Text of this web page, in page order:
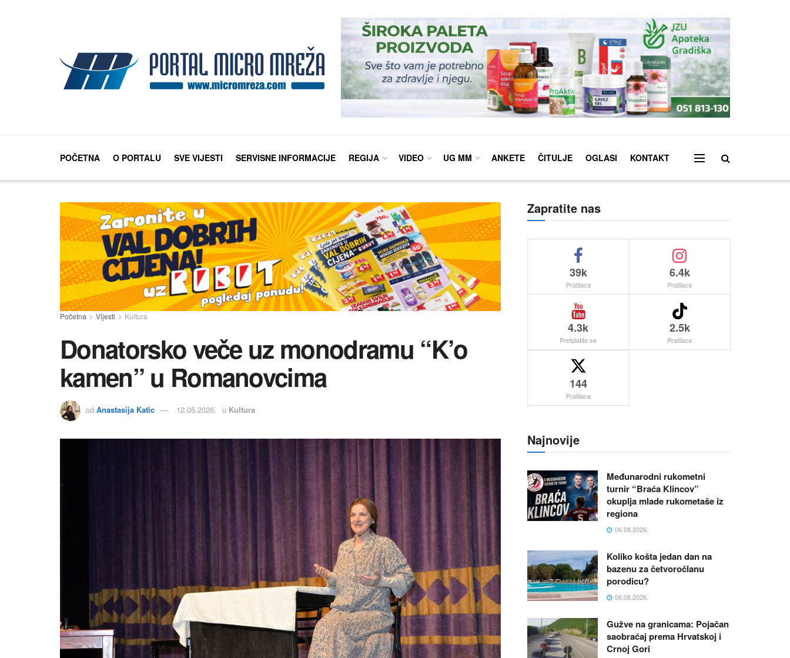
POČETNA O PORTALU SVE VIJESTI SERVISNE INFORMACIJE REGIJA VIDEO UG MM ANKETE ČITULJE OGLASI KONTAKT
Početna Vijesti Kultura
Donatorsko veče uz monodramu “K’o
kamen” u Romanovcima
od Anastasija Katic 12.05.2026. u Kultura
Zapratite nas
39k
Pratilaca
6.4k
Pratilaca
4.3k
Pretplatite se
2.5k
Pratilaca
144
Pratilaca
Najnovije
Međunarodni rukometni
turnir “Braća Klincov”
okuplja mlade rukometaše iz
regiona
06.08.2026.
Koliko košta jedan dan na
bazenu za četvoročlanu
porodicu?
06.08.2026.
Gužve na granicama: Pojačan
saobraćaj prema Hrvatskoj i
Crnoj Gori